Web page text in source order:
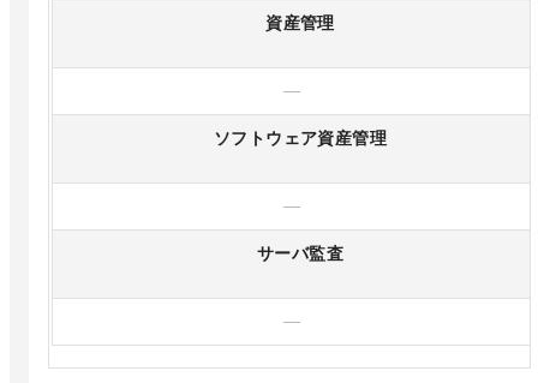
資産管理
—
ソフトウェア資産管理
—
サーバ監査
—